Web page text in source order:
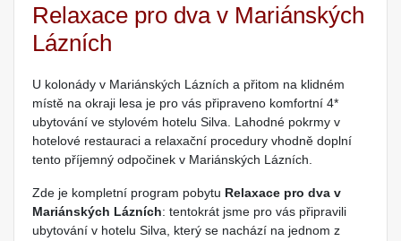
Relaxace pro dva v Mariánských
Lázních
U kolonády v Mariánských Lázních a přitom na klidném
místě na okraji lesa je pro vás připraveno komfortní 4*
ubytování ve stylovém hotelu Silva. Lahodné pokrmy v
hotelové restauraci a relaxační procedury vhodně doplní
tento příjemný odpočinek v Mariánských Lázních.
Zde je kompletní program pobytu Relaxace pro dva v
Mariánských Lázních: tentokrát jsme pro vás připravili
ubytování v hotelu Silva, který se nachází na jednom z